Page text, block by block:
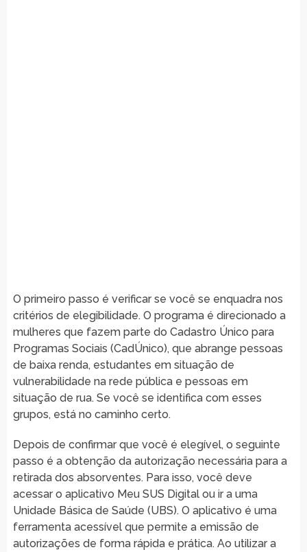
O primeiro passo é verificar se você se enquadra nos
critérios de elegibilidade. O programa é direcionado a
mulheres que fazem parte do Cadastro Único para
Programas Sociais (CadÚnico), que abrange pessoas
de baixa renda, estudantes em situação de
vulnerabilidade na rede pública e pessoas em
situação de rua. Se você se identifica com esses
grupos, está no caminho certo.
Depois de confirmar que você é elegível, o seguinte
passo é a obtenção da autorização necessária para a
retirada dos absorventes. Para isso, você deve
acessar o aplicativo Meu SUS Digital ou ir a uma
Unidade Básica de Saúde (UBS). O aplicativo é uma
ferramenta acessível que permite a emissão de
autorizações de forma rápida e prática. Ao utilizar a